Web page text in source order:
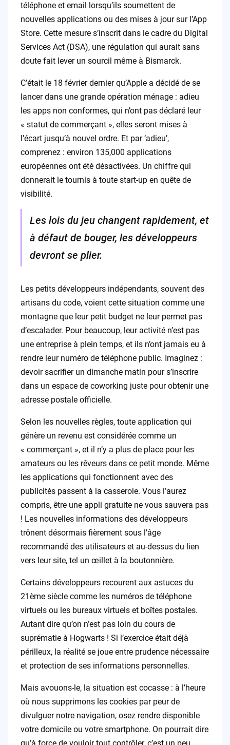
téléphone et email lorsqu’ils soumettent de
nouvelles applications ou des mises à jour sur l’App
Store. Cette mesure s’inscrit dans le cadre du Digital
Services Act (DSA), une régulation qui aurait sans
doute fait lever un sourcil même à Bismarck.
C’était le 18 février dernier qu’Apple a décidé de se
lancer dans une grande opération ménage : adieu
les apps non conformes, qui n’ont pas déclaré leur
« statut de commerçant », elles seront mises à
l’écart jusqu’à nouvel ordre. Et par ‘adieu’,
comprenez : environ 135,000 applications
européennes ont été désactivées. Un chiffre qui
donnerait le tournis à toute start-up en quête de
visibilité.
Les lois du jeu changent rapidement, et
à défaut de bouger, les développeurs
devront se plier.
Les petits développeurs indépendants, souvent des
artisans du code, voient cette situation comme une
montagne que leur petit budget ne leur permet pas
d’escalader. Pour beaucoup, leur activité n’est pas
une entreprise à plein temps, et ils n’ont jamais eu à
rendre leur numéro de téléphone public. Imaginez :
devoir sacrifier un dimanche matin pour s’inscrire
dans un espace de coworking juste pour obtenir une
adresse postale officielle.
Selon les nouvelles règles, toute application qui
génère un revenu est considérée comme un
« commerçant », et il n’y a plus de place pour les
amateurs ou les rêveurs dans ce petit monde. Même
les applications qui fonctionnent avec des
publicités passent à la casserole. Vous l’aurez
compris, être une appli gratuite ne vous sauvera pas
! Les nouvelles informations des développeurs
trônent désormais fièrement sous l’âge
recommandé des utilisateurs et au-dessus du lien
vers leur site, tel un œillet à la boutonnière.
Certains développeurs recourent aux astuces du
21ème siècle comme les numéros de téléphone
virtuels ou les bureaux virtuels et boîtes postales.
Autant dire qu’on n’est pas loin du cours de
suprématie à Hogwarts ! Si l’exercice était déjà
périlleux, la réalité se joue entre prudence nécessaire
et protection de ses informations personnelles.
Mais avouons-le, la situation est cocasse : à l’heure
où nous supprimons les cookies par peur de
divulguer notre navigation, osez rendre disponible
votre domicile ou votre smartphone. On pourrait dire